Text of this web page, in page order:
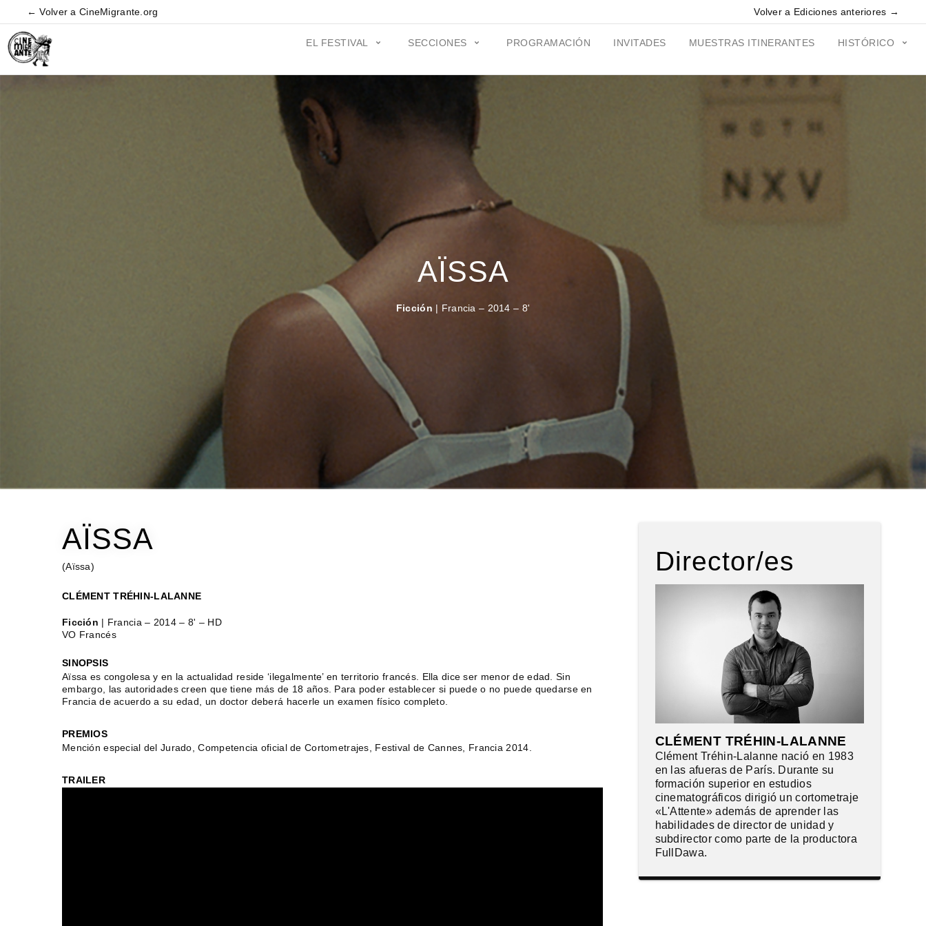
← Volver a CineMigrante.org Volver a Ediciones anteriores →
EL FESTIVAL SECCIONES PROGRAMACIÓN INVITADES MUESTRAS ITINERANTES HISTÓRICO
AÏSSA
Ficción | Francia – 2014 – 8'
AÏSSA
(Aïssa)
CLÉMENT TRÉHIN-LALANNE
Ficción | Francia – 2014 – 8' – HD
VO Francés
SINOPSIS
Aïssa es congolesa y en la actualidad reside ‘ilegalmente’ en territorio francés. Ella dice ser menor de edad. Sin
embargo, las autoridades creen que tiene más de 18 años. Para poder establecer si puede o no puede quedarse en
Francia de acuerdo a su edad, un doctor deberá hacerle un examen físico completo.
PREMIOS
Mención especial del Jurado, Competencia oficial de Cortometrajes, Festival de Cannes, Francia 2014.
TRAILER
Director/es
CLÉMENT TRÉHIN-LALANNE
Clément Tréhin-Lalanne nació en 1983
en las afueras de París. Durante su
formación superior en estudios
cinematográficos dirigió un cortometraje
«L'Attente» además de aprender las
habilidades de director de unidad y
subdirector como parte de la productora
FullDawa.